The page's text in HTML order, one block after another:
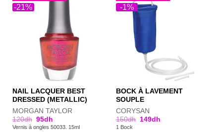
-21%
NAIL LACQUER BEST
DRESSED (METALLIC)
MORGAN TAYLOR
120dh 95dh
Vernis à ongles 50033. 15ml
-1%
BOCK À LAVEMENT
SOUPLE
CORYSAN
150dh 149dh
1 Bock